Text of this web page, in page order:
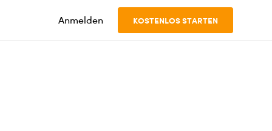
Anmelden KOSTENLOS STARTEN